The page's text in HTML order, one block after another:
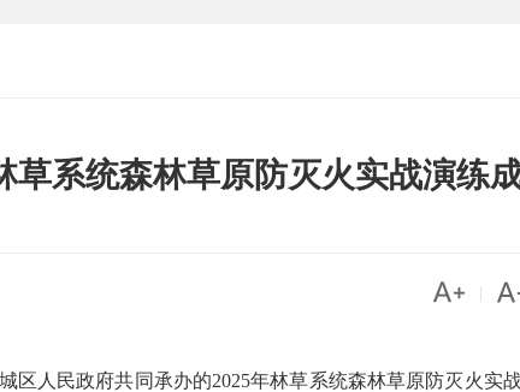
系统森林草原防灭火实战演练

区人民政府共同承办的2025年林草系统森林草原防灭火实